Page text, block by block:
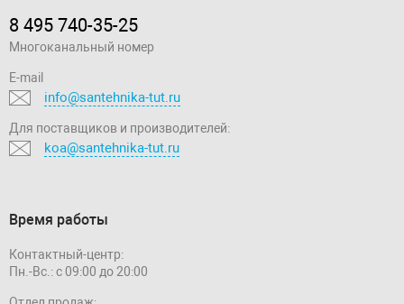
8 495 740-35-25
Многоканальный номер
E-mail
info@santehnika-tut.ru
Для поставщиков и производителей:
koa@santehnika-tut.ru
Время работы
Контактный-центр:
Пн.-Вс.: с 09:00 до 20:00